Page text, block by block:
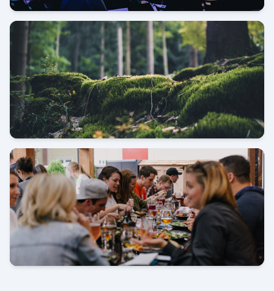
Pameran JIExpo Kemayoran
Kunjungan Kerja Shantou China